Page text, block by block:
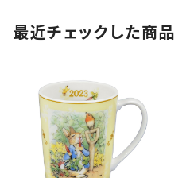
最近チェックした商品